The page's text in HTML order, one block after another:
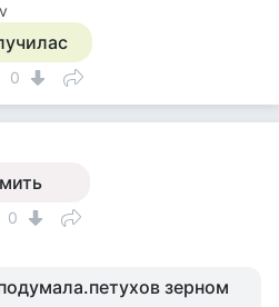
0
0
зерном